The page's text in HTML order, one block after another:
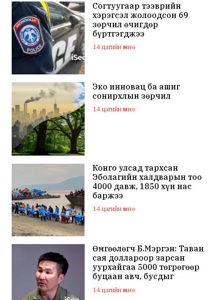
Согтуугаар тээврийн
хэрэгсэл жолоодсон 69
зөрчил өчигдөр
бүртгэгджээ
14 цагийн өмнө
Эко инновац ба ашиг
сонирхлын зөрчил
14 цагийн өмнө
Конго улсад тархсан
Эболагийн халдварын тоо
4000 давж, 1850 хүн нас
баржээ
14 цагийн өмнө
Өмгөөлөгч Б.Мэргэн: Таван
сая доллароор зарсан
уурхайгаа 5000 төгрөгөөр
буцаан авч, бусдыг
залилсан Ө.Ганзоригийн
өмгөөлөгч ёс зүйгүйгээр
14 цагийн өмнө